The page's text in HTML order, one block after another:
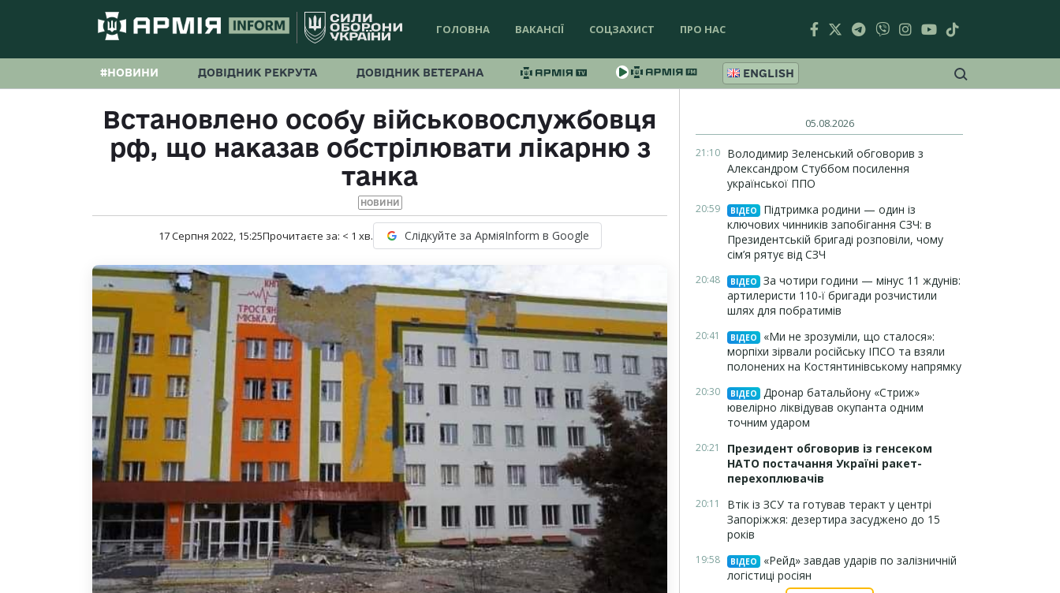
ГОЛОВНА ВАКАНСІЇ СОЦЗАХИСТ ПРО НАС
#НОВИНИ ДОВІДНИК РЕКРУТА ДОВІДНИК ВЕТЕРАНА ENGLISH
Встановлено особу військовослужбовця
рф, що наказав обстрілювати лікарню з
танка
НОВИНИ
17 Серпня 2022, 15:25Прочитаєте за: < 1 хв. Слідкуйте за АрміяInform в Google
05.08.2026
21:10 Володимир Зеленський обговорив з
Александром Стуббом посилення
української ППО
20:59 ВІДЕО
Підтримка родини — один із
ключових чинників запобігання СЗЧ: в
Президентській бригаді розповіли, чому
сім’я рятує від СЗЧ
20:48 ВІДЕО
За чотири години — мінус 11 ждунів:
артилеристи 110-ї бригади розчистили
шлях для побратимів
20:41 ВІДЕО
«Ми не зрозуміли, що сталося»:
морпіхи зірвали російську ІПСО та взяли
полонених на Костянтинівському напрямку
20:30 ВІДЕО
Дронар батальйону «Стриж»
ювелірно ліквідував окупанта одним
точним ударом
20:21
Президент обговорив із генсеком
НАТО постачання Україні ракет-
перехоплювачів
20:11
Втік із ЗСУ та готував теракт у центрі
Запоріжжя: дезертира засуджено до 15
років
19:58 ВІДЕО
«Рейд» завдав ударів по залізничній
логістиці росіян